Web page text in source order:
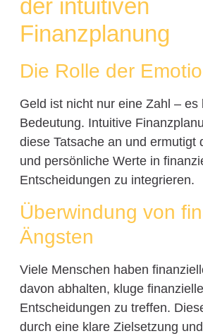
der intuitiven
Finanzplanung
Die Rolle der
Geld ist nicht nur eine Zahl – es
Bedeutung. Intuitive
diese Tatsache an und ermutigt
und persönliche Werte in
Entscheidungen zu integrieren.
Überwindung von
Ängsten
Viele Menschen haben
davon abhalten, kluge finanzielle
Entscheidungen zu treffen.
durch eine klare Zielsetzung